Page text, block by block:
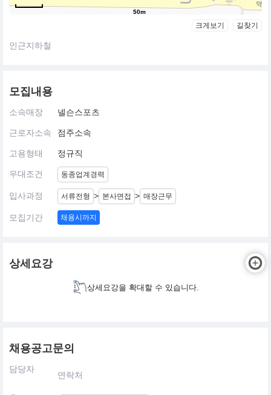
50m
크게보기 길찾기
인근지하철
모집내용
소속매장 넬슨스포츠
근로자소속 점주소속
고용형태 정규직
우대조건 동종업계경력
입사과정 서류전형 > 본사면접 > 매장근무
모집기간 채용시까지
상세요강
상세요강을 확대할 수 있습니다.
채용공고문의
담당자
연락처